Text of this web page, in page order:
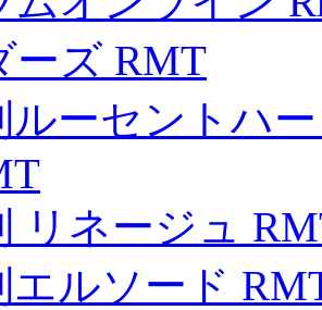
ーズ RMT
ルーセントハ
リネージュ
エルソード